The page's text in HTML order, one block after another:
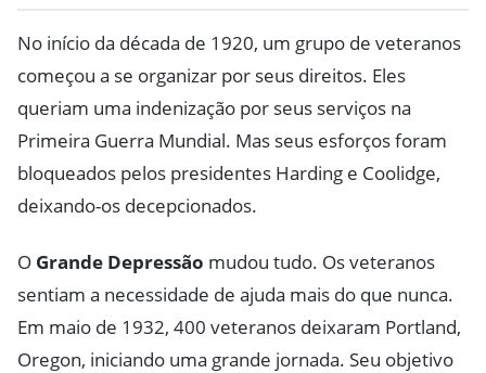
No início da década de 1920, um grupo de veteranos
começou a se organizar por seus direitos. Eles
queriam uma indenização por seus serviços na
Primeira Guerra Mundial. Mas seus esforços foram
bloqueados pelos presidentes Harding e Coolidge,
deixando-os decepcionados.
O Grande Depressão mudou tudo. Os veteranos
sentiam a necessidade de ajuda mais do que nunca.
Em maio de 1932, 400 veteranos deixaram Portland,
Oregon, iniciando uma grande jornada. Seu objetivo